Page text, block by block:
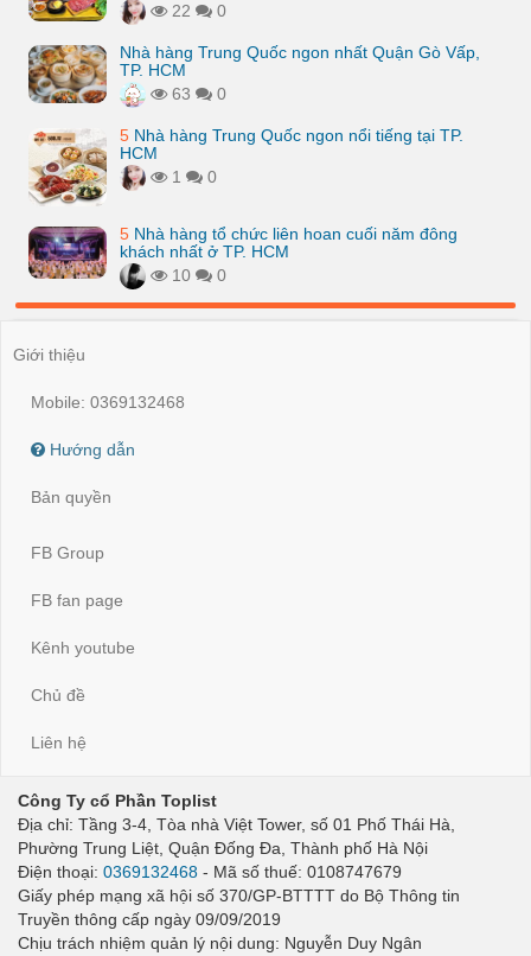
22
0
Nhà hàng Trung Quốc ngon nhất Quận Gò Vấp,
TP. HCM
63
0
5 Nhà hàng Trung Quốc ngon nổi tiếng tại TP.
HCM
1
0
5 Nhà hàng tổ chức liên hoan cuối năm đông
khách nhất ở TP. HCM
10
0
Giới thiệu
Mobile: 0369132468
Hướng dẫn
Bản quyền
FB Group
FB fan page
Kênh youtube
Chủ đề
Liên hệ
Công Ty cổ Phần Toplist
Địa chỉ: Tầng 3-4, Tòa nhà Việt Tower, số 01 Phố Thái Hà,
Phường Trung Liệt, Quận Đống Đa, Thành phố Hà Nội
Điện thoại: 0369132468 - Mã số thuế: 0108747679
Giấy phép mạng xã hội số 370/GP-BTTTT do Bộ Thông tin
Truyền thông cấp ngày 09/09/2019
Chịu trách nhiệm quản lý nội dung: Nguyễn Duy Ngân